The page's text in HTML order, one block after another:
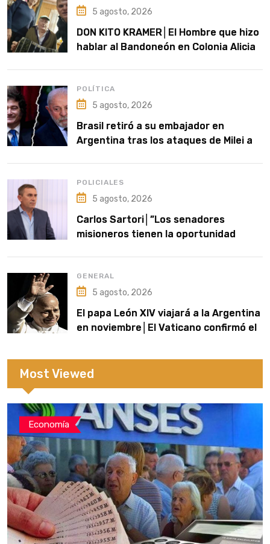
5 agosto, 2026
DON KITO KRAMER│El Hombre que hizo
hablar al Bandoneón en Colonia Alicia
POLÍTICA
5 agosto, 2026
Brasil retiró a su embajador en
Argentina tras los ataques de Milei a
POLICIALES
5 agosto, 2026
Carlos Sartori│”Los senadores
misioneros tienen la oportunidad
afirmó
GENERAL
5 agosto, 2026
El papa León XIV viajará a la Argentina
en noviembre│El Vaticano confirmó el
tres días
Most Viewed
Economía